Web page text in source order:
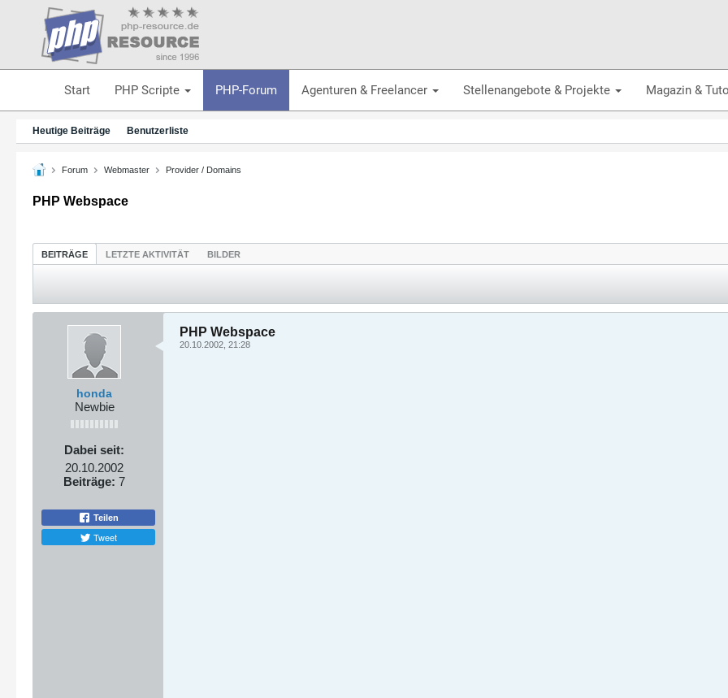
Start PHP Scripte PHP-Forum Agenturen & Freelancer Stellenangebote & Projekte Magazin &
Heutige Beiträge Benutzerliste
Forum Webmaster Provider / Domains
PHP Webspace
BEITRÄGE LETZTE AKTIVITÄT BILDER
honda
Newbie
Dabei seit:
20.10.2002
Beiträge: 7
Teilen
Tweet
PHP Webspace
20.10.2002, 21:28